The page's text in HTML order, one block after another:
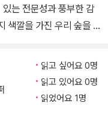
의 1 이상 보완했고 사
안과 숲 탐험기 <숲에 빠
는 전문성과 풍부한 감
색깔을 가진 우리 숲을 재
권의 환경책’. 숲 생
숲 기행 : 틈만 나면 나무
에 바치는 정겨운 헌사
숲>에서 걷고 싶고 머물
읽고 싶어요 0명
읽고 있어요 0명
읽었어요 1명